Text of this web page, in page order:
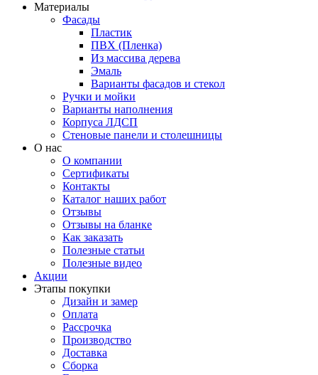
Материалы
Фасады
Пластик
ПВХ (Пленка)
Из массива дерева
Эмаль
Варианты фасадов и стекол
Ручки и мойки
Варианты наполнения
Корпуса ЛДСП
Стеновые панели и столешницы
О нас
О компании
Сертификаты
Контакты
Каталог наших работ
Отзывы
Отзывы на бланке
Как заказать
Полезные статьи
Полезные видео
Акции
Этапы покупки
Дизайн и замер
Оплата
Рассрочка
Производство
Доставка
Сборка